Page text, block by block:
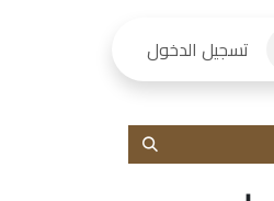
تسجيل الدخول